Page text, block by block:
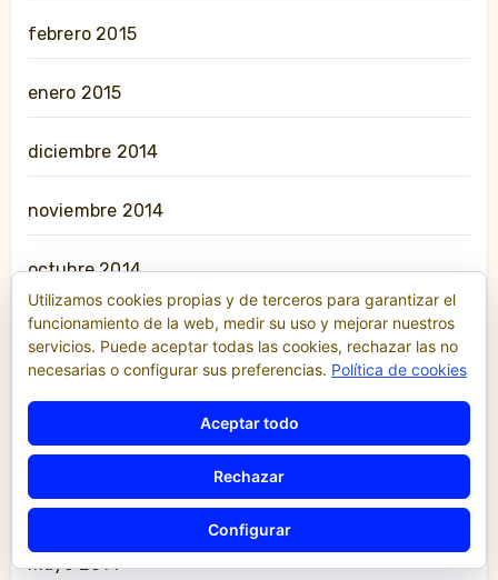
febrero 2015
enero 2015
diciembre 2014
noviembre 2014
octubre 2014
septiembre 2014
julio 2014
junio 2014
mayo 2014
Utilizamos cookies propias y de terceros para garantizar el
funcionamiento de la web, medir su uso y mejorar nuestros
servicios. Puede aceptar todas las cookies, rechazar las no
necesarias o configurar sus preferencias. Política de cookies
Aceptar todo
Rechazar
Configurar